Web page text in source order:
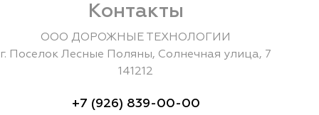
Контакты
ООО ДОРОЖНЫЕ ТЕХНОЛОГИИ
г.
Поселок Лесные Поляны, Солнечная улица, 7
141212
+7 (926) 839-00-00